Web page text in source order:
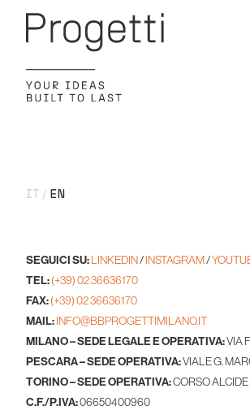
IT EN
SEGUICI SU:LINKEDIN/INSTAGRAM/
TEL:(+39) 02 36636170
FAX:(+39) 02 36636170
MAIL:INFO@BBPROGETTIMILANO.IT
MILANO – SEDE LEGALE E OPERATIVA:VIA
PESCARA – SEDE OPERATIVA:VIALE G.
TORINO – SEDE OPERATIVA:CORSO ALCIDE
C.F./P.IVA:06650400960